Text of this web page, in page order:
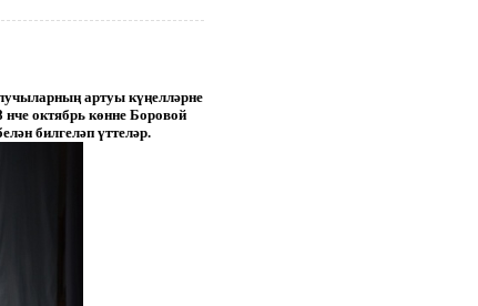
артуы күңелләрне
октябрь көнне Боровой
билгеләп үттеләр.